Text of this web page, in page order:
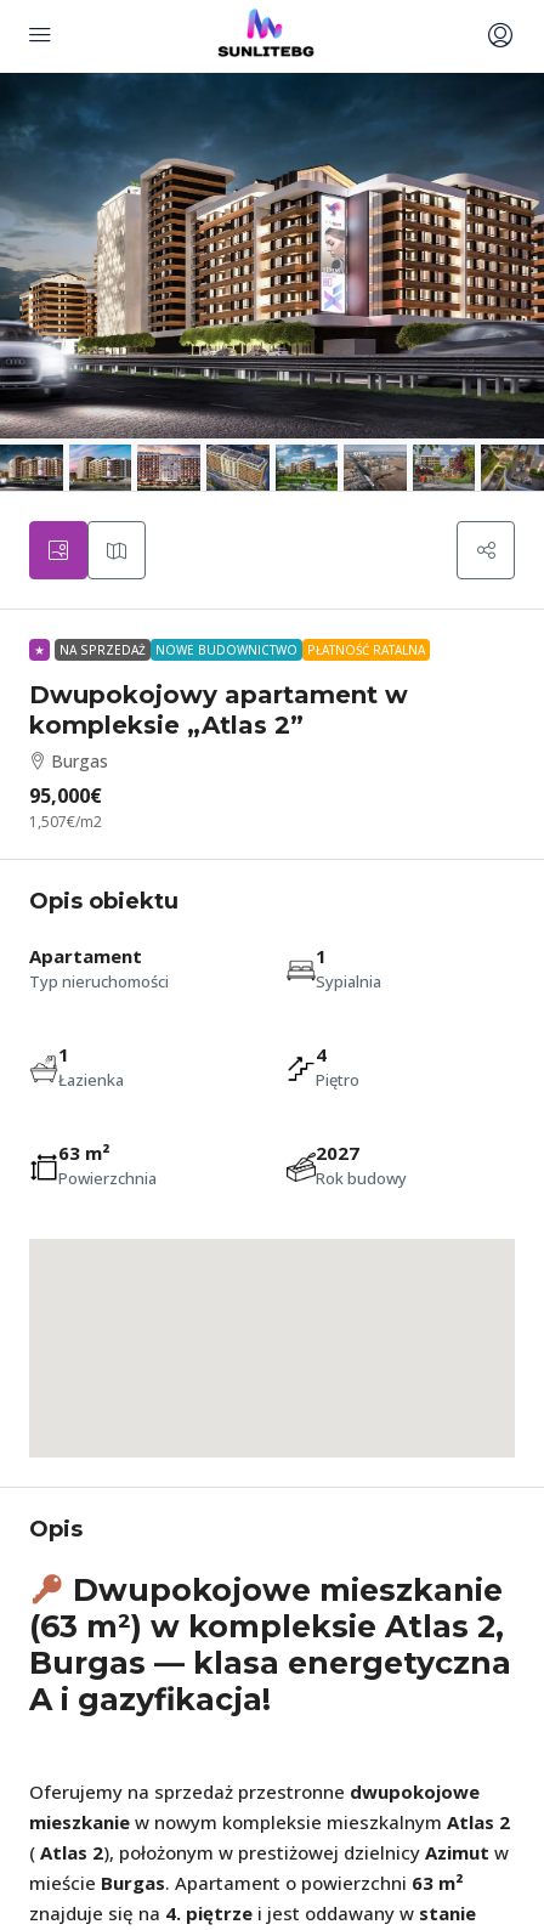
★ NA SPRZEDAŻ NOWE BUDOWNICTWO PŁATNOŚĆ RATALNA
Dwupokojowy apartament w
kompleksie „Atlas 2”
Burgas
95,000€
1,507€/m2
Opis obiektu
Apartament
Typ nieruchomości
1
Sypialnia
1
Łazienka
4
Piętro
63 m²
Powierzchnia
2027
Rok budowy
Opis
Dwupokojowe mieszkanie
(63 m²) w kompleksie Atlas 2,
Burgas — klasa energetyczna
A i gazyfikacja!
Oferujemy na sprzedaż przestronne dwupokojowe
mieszkanie w nowym kompleksie mieszkalnym Atlas 2
( Atlas 2), położonym w prestiżowej dzielnicy Azimut w
mieście Burgas. Apartament o powierzchni 63 m²
znajduje się na 4. piętrze i jest oddawany w stanie